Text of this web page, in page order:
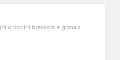
chiodini bresaola e grana a